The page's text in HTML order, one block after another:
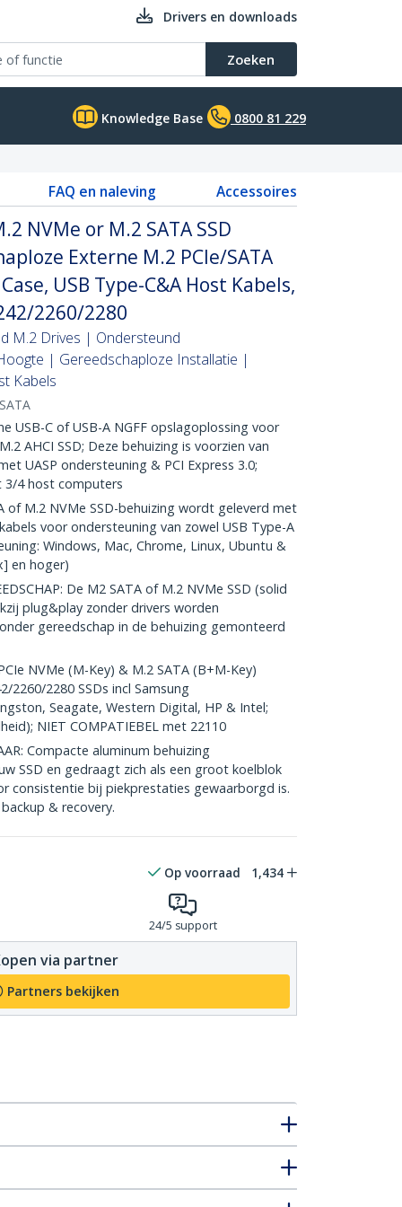
Drivers en downloads
Zoeken
Knowledge Base 0800 81 229
FAQ en naleving Accessoires
NVMe or M.2 SATA SSD
Externe M.2 PCIe/SATA
USB Type-C&A Host Kabels,
2260/2280
M.2 Drives | Ondersteund
| Gereedschaploze Installatie |
Kabels
USB-C of USB-A NGFF opslagoplossing voor
AHCI SSD; Deze behuizing is voorzien van
UASP ondersteuning & PCI Express 3.0;
4 host computers
of M.2 NVMe SSD-behuizing wordt geleverd met
voor ondersteuning van zowel USB Type-A
Windows, Mac, Chrome, Linux, Ubuntu &
en hoger)
De M2 SATA of M.2 NVMe SSD (solid
plug&play zonder drivers worden
gereedschap in de behuizing gemonteerd
NVMe (M-Key) & M.2 SATA (B+M-Key)
2260/2280 SSDs incl Samsung
Seagate, Western Digital, HP & Intel;
NIET COMPATIEBEL met 22110
Compacte aluminum behuizing
SSD en gedraagt zich als een groot koelblok
consistentie bij piekprestaties gewaarborgd is.
& recovery.
Op voorraad 1,434
24/5 support
via partner
Partners bekijken